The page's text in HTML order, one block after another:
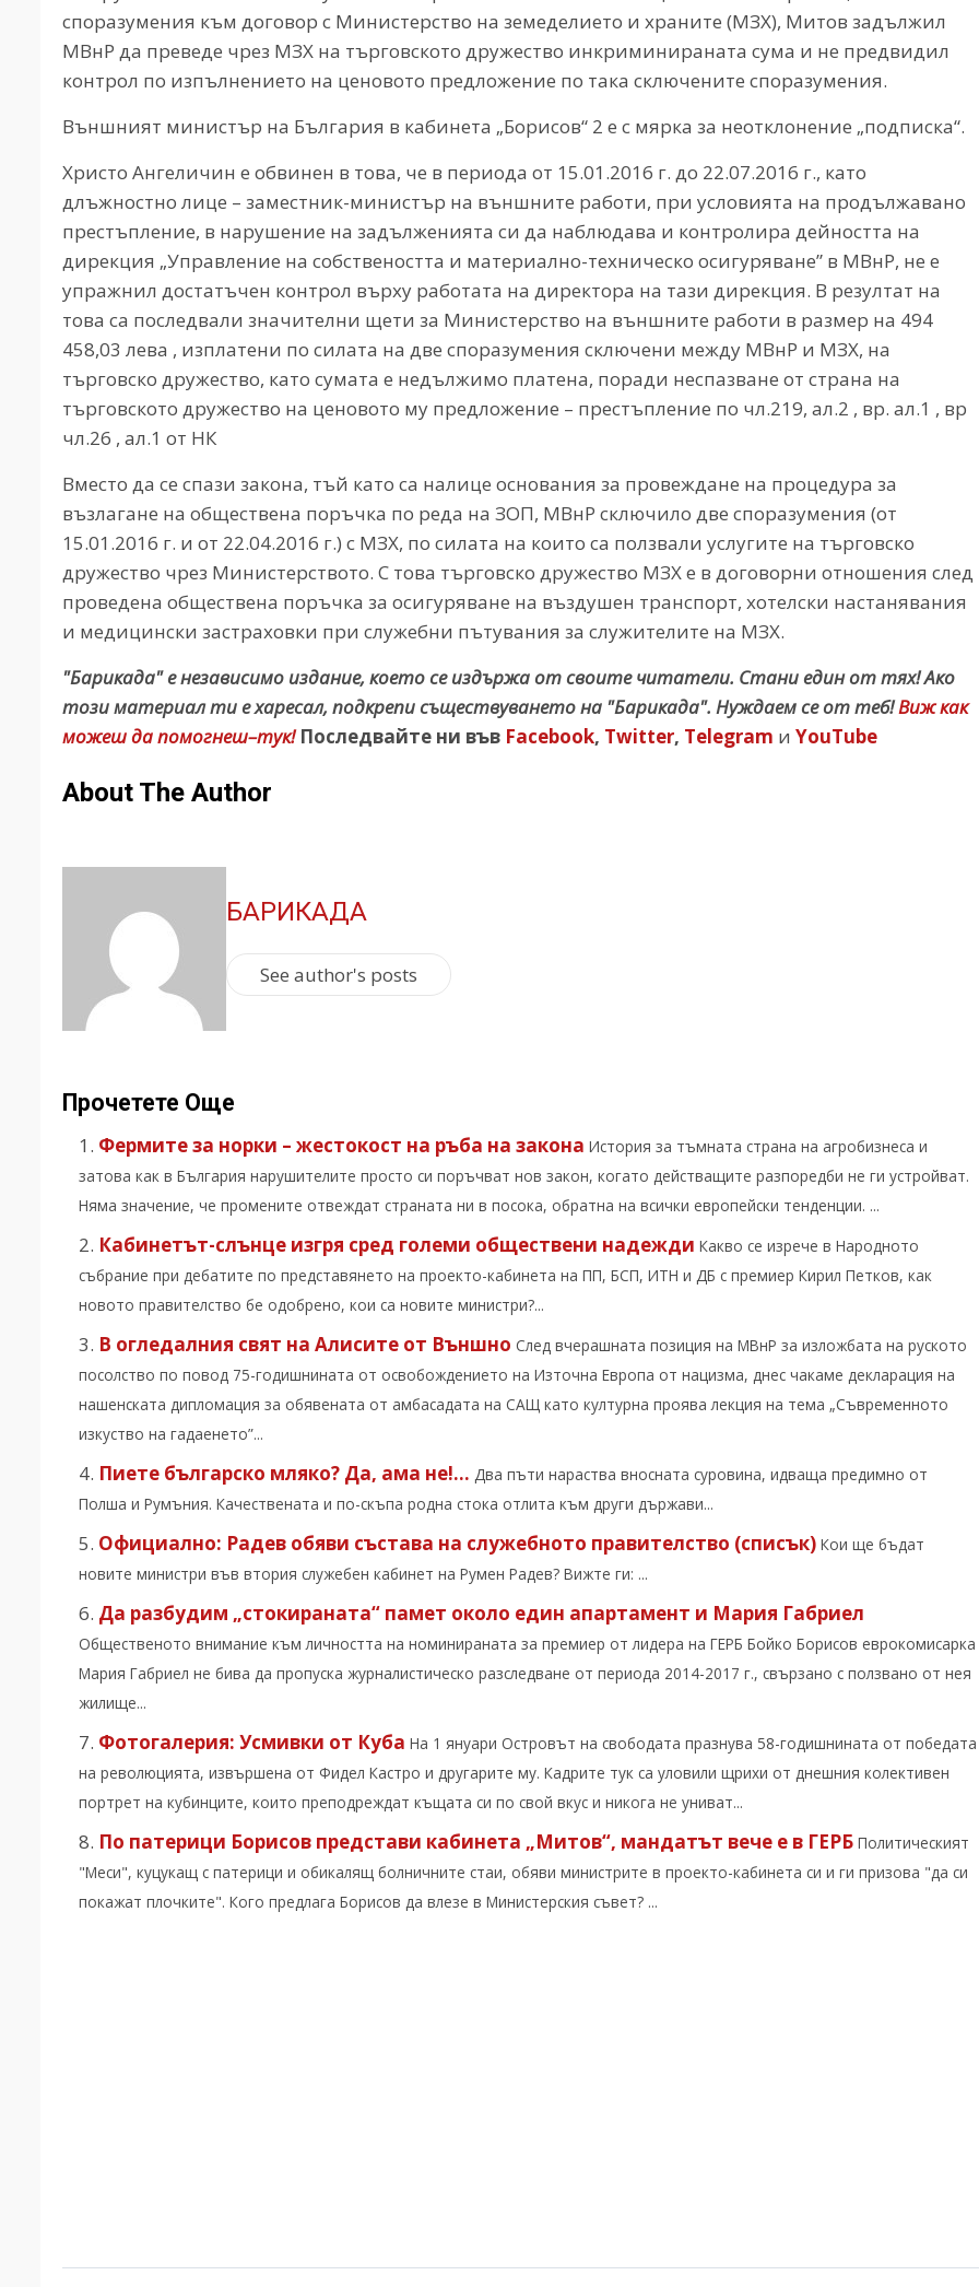
споразумения към договор с Министерство на земеделието и храните (МЗХ), Митов задължил
МВнР да преведе чрез МЗХ на търговското дружество инкриминираната сума и не предвидил
контрол по изпълнението на ценовото предложение по така сключените споразумения.
Външният министър на България в кабинета „Борисов“ 2 е с мярка за неотклонение „подписка“.
Христо Ангеличин е обвинен в това, че в периода от 15.01.2016 г. до 22.07.2016 г., като
длъжностно лице – заместник-министър на външните работи, при условията на продължавано
престъпление, в нарушение на задълженията си да наблюдава и контролира дейността на
дирекция „Управление на собствеността и материално-техническо осигуряване” в МВнР, не е
упражнил достатъчен контрол върху работата на директора на тази дирекция. В резултат на
това са последвали значителни щети за Министерство на външните работи в размер на 494
458,03 лева , изплатени по силата на две споразумения сключени между МВнР и МЗХ, на
търговско дружество, като сумата е недължимо платена, поради неспазване от страна на
търговското дружество на ценовото му предложение – престъпление по чл.219, ал.2 , вр. ал.1 , вр
чл.26 , ал.1 от НК
Вместо да се спази закона, тъй като са налице основания за провеждане на процедура за
възлагане на обществена поръчка по реда на ЗОП, МВнР сключило две споразумения (от
15.01.2016 г. и от 22.04.2016 г.) с МЗХ, по силата на които са ползвали услугите на търговско
дружество чрез Министерството. С това търговско дружество МЗХ е в договорни отношения след
проведена обществена поръчка за осигуряване на въздушен транспорт, хотелски настанявания
и медицински застраховки при служебни пътувания за служителите на МЗХ.
"Барикада" е независимо издание, което се издържа от своите читатели. Стани един от тях! Ако
този материал ти е харесал, подкрепи съществуването на "Барикада". Нуждаем се от теб!Виж как
можеш да помогнеш–тук! Последвайте ни във Facebook, Twitter, Telegram и YouTube
About The Author
БАРИКАДА
See author's posts
Прочетете Още
Фермите за норки – жестокост на ръба на закона История за тъмната страна на агробизнеса и
затова как в България нарушителите просто си поръчват нов закон, когато действащите разпоредби не ги устройват.
Няма значение, че промените отвеждат страната ни в посока, обратна на всички европейски тенденции. ...
Кабинетът-слънце изгря сред големи обществени надежди Какво се изрече в Народното
събрание при дебатите по представянето на проекто-кабинета на ПП, БСП, ИТН и ДБ с премиер Кирил Петков, как
новото правителство бе одобрено, кои са новите министри?...
В огледалния свят на Алисите от Външно След вчерашната позиция на МВнР за изложбата на руското
посолство по повод 75-годишнината от освобождението на Източна Европа от нацизма, днес чакаме декларация на
нашенската дипломация за обявената от амбасадата на САЩ като културна проява лекция на тема „Съвременното
изкуство на гадаенето”...
Пиете българско мляко? Да, ама не!… Два пъти нараства вносната суровина, идваща предимно от
Полша и Румъния. Качествената и по-скъпа родна стока отлита към други държави...
Официално: Радев обяви състава на служебното правителство (списък) Кои ще бъдат
новите министри във втория служебен кабинет на Румен Радев? Вижте ги: ...
Да разбудим „стокираната“ памет около един апартамент и Мария Габриел
Общественото внимание към личността на номинираната за премиер от лидера на ГЕРБ Бойко Борисов еврокомисарка
Мария Габриел не бива да пропуска журналистическо разследване от периода 2014-2017 г., свързано с ползвано от нея
жилище...
Фотогалерия: Усмивки от Куба На 1 януари Островът на свободата празнува 58-годишнината от победата
на революцията, извършена от Фидел Кастро и другарите му. Кадрите тук са уловили щрихи от днешния колективен
портрет на кубинците, които преподреждат къщата си по свой вкус и никога не униват...
По патерици Борисов представи кабинета „Митов“, мандатът вече е в ГЕРБ Политическият
"Меси", куцукащ с патерици и обикалящ болничните стаи, обяви министрите в проекто-кабинета си и ги призова "да си
покажат плочките". Кого предлага Борисов да влезе в Министерския съвет? ...